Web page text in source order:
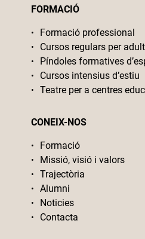
FORMACIÓ
Formació professional
Cursos regulars per
Píndoles formatives
Cursos intensius d’estiu
Teatre per a centres
CONEIX-NOS
Formació
Missió, visió i valors
Trajectòria
Alumni
Noticies
Contacta